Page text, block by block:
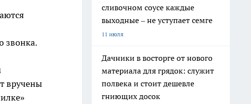
звонка.
вручены
сливочном соусе каждые
выходные – не уступает семге
11 июля
Дачники в восторге от нового
материала для грядок: служит
полвека и стоит дешевле
гниющих досок